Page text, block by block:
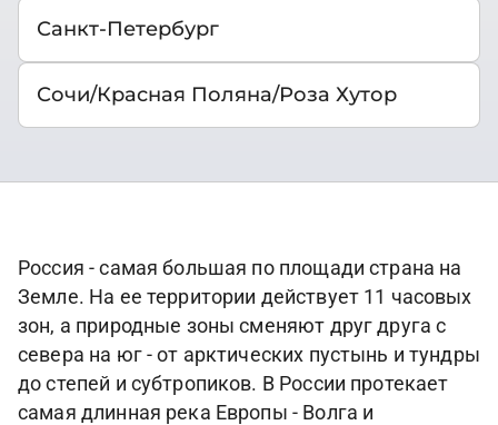
Санкт-Петербург
Сочи/Красная Поляна/Роза Хутор
Россия - самая большая по площади страна на
Земле. На ее территории действует 11 часовых
зон, а природные зоны сменяют друг друга с
севера на юг - от арктических пустынь и тундры
до степей и субтропиков. В России протекает
самая длинная река Европы - Волга и